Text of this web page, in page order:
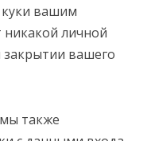
вашим
никакой личной
вашего
также